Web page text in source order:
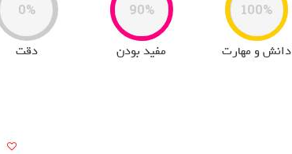
0%
دقت
90%
مفید بودن
100%
دانش و مهارت